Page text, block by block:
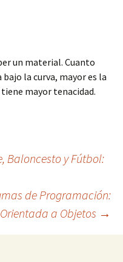
un material. Cuanto
la curva, mayor es la
mayor tenacidad.
Baloncesto y Fútbol:
de Programación:
a Objetos →